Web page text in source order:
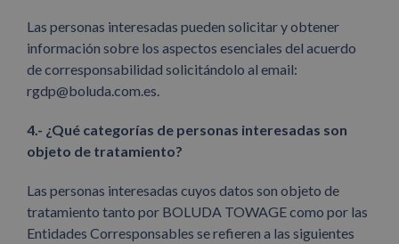
Las personas interesadas pueden solicitar y obtener
información sobre los aspectos esenciales del acuerdo
de corresponsabilidad solicitándolo al email:
rgdp@boluda.com.es.
4.- ¿Qué categorías de personas interesadas son
objeto de tratamiento?
Las personas interesadas cuyos datos son objeto de
tratamiento tanto por BOLUDA TOWAGE como por las
Entidades Corresponsables se refieren a las siguientes